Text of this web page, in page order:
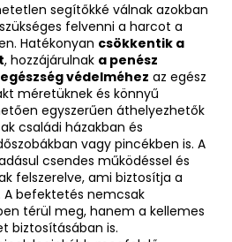
s
t
a
i
r
á
n
y
í
t
á
s
segítőkké válnak azokban
felvenni a harcot a
Hatékonyan csökkentik a
, hozzájárulnak a penész
védelméhez az egész
méretüknek és könnyű
egyszerűen áthelyezhetők
családi házakban és
vagy pincékben is. A
csendes működéssel és
felszerelve, ami biztosítja a
befektetés nemcsak
térül meg, hanem a kellemes
biztosításában is.